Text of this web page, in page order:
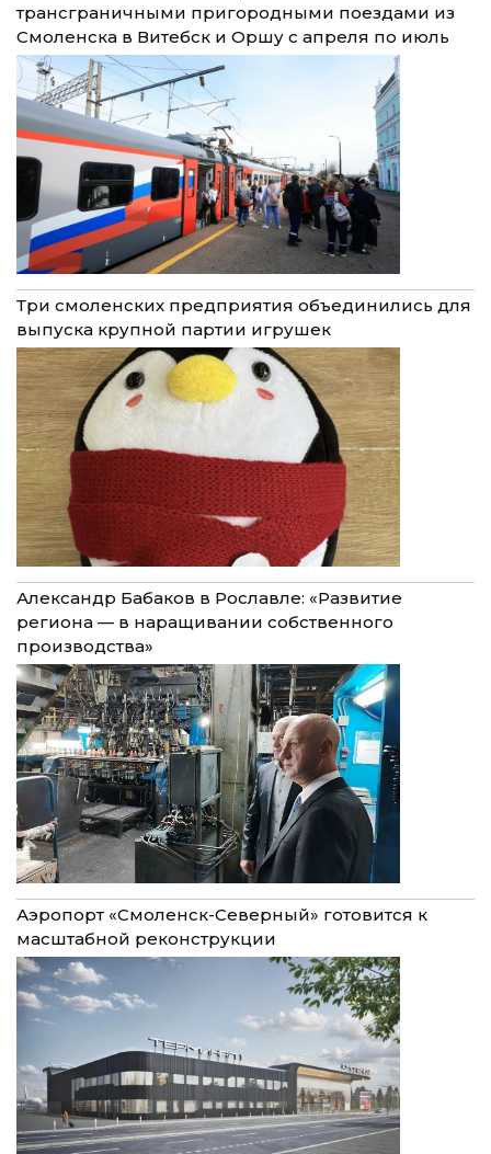
трансграничными пригородными поездами из
Смоленска в Витебск и Оршу с апреля по июль
Три смоленских предприятия объединились для
выпуска крупной партии игрушек
Александр Бабаков в Рославле: «Развитие
региона — в наращивании собственного
производства»
Аэропорт «Смоленск-Северный» готовится к
масштабной реконструкции